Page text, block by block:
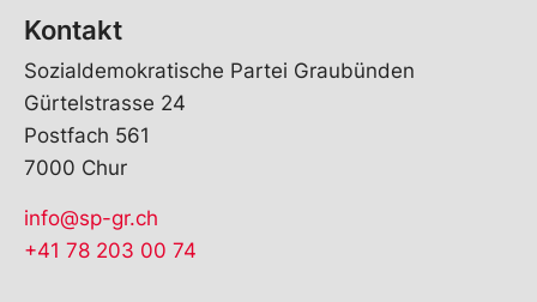
Kontakt
Sozialdemokratische Partei Graubünden
Gürtelstrasse 24
Postfach 561
7000 Chur
info@sp-gr.ch
+41 78 203 00 74